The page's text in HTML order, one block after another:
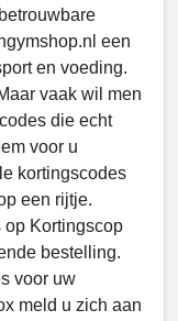
een
en voeding.
vaak wil men
die echt
voor u
kortingscodes
een rijtje.
op Kortingscop
bestelling.
voor uw
meld u zich aan